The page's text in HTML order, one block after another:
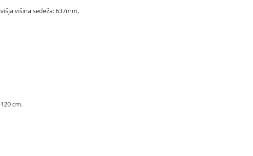
višina sedeža: 637mm,
cm.